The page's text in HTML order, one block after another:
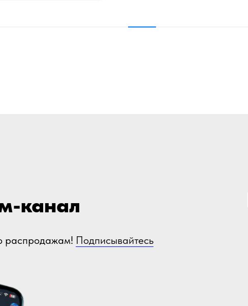
канал
распродажам! Подписывайтесь